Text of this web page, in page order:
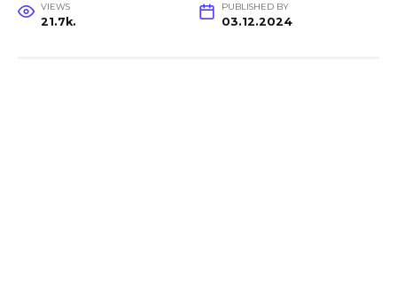
VIEWS
21.7k.
PUBLISHED BY
03.12.2024